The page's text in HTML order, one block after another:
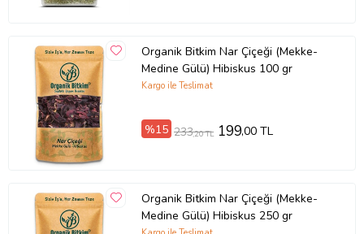
Organik Bitkim Nar Çiçeği (Mekke-
Medine Gülü) Hibiskus 100 gr
Kargo ile Teslimat
%15 233,20 TL 199,00 TL
Organik Bitkim Nar Çiçeği (Mekke-
Medine Gülü) Hibiskus 250 gr